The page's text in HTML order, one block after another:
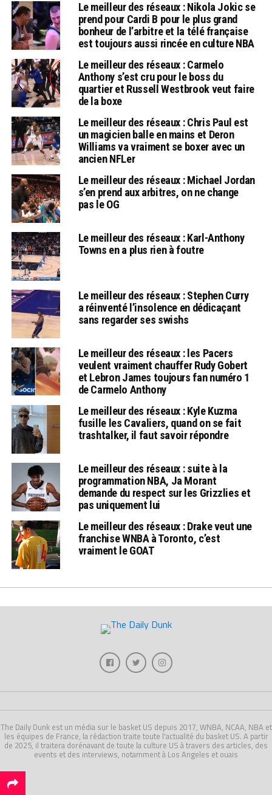
Le meilleur des réseaux : Nikola Jokic se
prend pour Cardi B pour le plus grand
bonheur de l’arbitre et la télé française
est toujours aussi rincée en culture NBA
Le meilleur des réseaux : Carmelo
Anthony s’est cru pour le boss du
quartier et Russell Westbrook veut faire
de la boxe
Le meilleur des réseaux : Chris Paul est
un magicien balle en mains et Deron
Williams va vraiment se boxer avec un
ancien NFLer
Le meilleur des réseaux : Michael Jordan
s’en prend aux arbitres, on ne change
pas le OG
Le meilleur des réseaux : Karl-Anthony
Towns en a plus rien à foutre
Le meilleur des réseaux : Stephen Curry
a réinventé l’insolence en dédicaçant
sans regarder ses swishs
Le meilleur des réseaux : les Pacers
veulent vraiment chauffer Rudy Gobert
et Lebron James toujours fan numéro 1
de Carmelo Anthony
Le meilleur des réseaux : Kyle Kuzma
fusille les Cavaliers, quand on se fait
trashtalker, il faut savoir répondre
Le meilleur des réseaux : suite à la
programmation NBA, Ja Morant
demande du respect sur les Grizzlies et
pas uniquement lui
Le meilleur des réseaux : Drake veut une
franchise WNBA à Toronto, c’est
vraiment le GOAT
The Daily Dunk est un média sur le basket US depuis 2017, WNBA, NCAA, NBA et
les équipes de France, la rédaction traite toute l'actualité du basket US. A partir
de 2025, il traitera dorénavant de toute la culture US à travers des articles, des
events et des interviews, notamment à Los Angeles et ouais